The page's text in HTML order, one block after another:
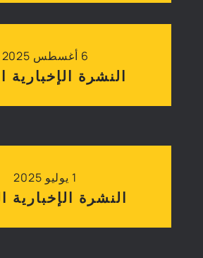
6 أغسطس 2025
النشرة الإخبارية
1 يوليو 2025
النشرة الإخبارية